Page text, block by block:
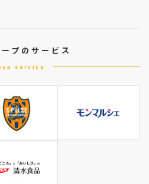
プのサービス
service